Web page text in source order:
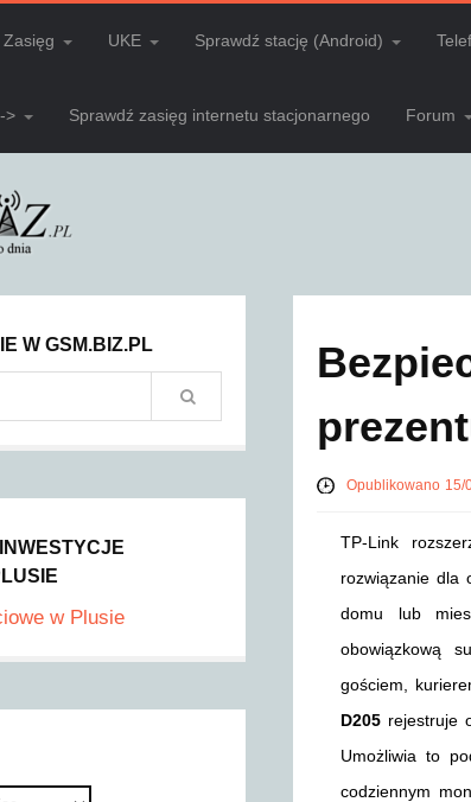
Zasięg UKE Sprawdź stację (Android)
> Sprawdź zasięg internetu stacjonarnego Forum
Opublikowano 15/
TP-Link
rozwiązanie dla
domu lub
obowiązkową
gościem,
D205 rejestruje
Umożliwia to
codziennym
W GSM.BIZ.PL
w Plusie